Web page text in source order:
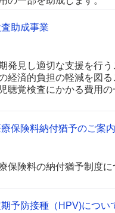
助成事業
発見し適切な支援を行う
経済的負担の軽減を図る
聴覚検査にかかる費用
保険料納付猶予のご案内
保険料の納付猶予制度
予防接種（HPV)につい